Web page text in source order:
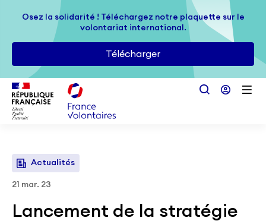
Passer au contenu principal
Osez la solidarité ! Téléchargez notre plaquette sur le
volontariat international.
Télécharger
Osez la solidarité ! Téléchargez notre plaquette sur le
volontariat international.
Télécharger
Actualités
21 mar. 23
Lancement de la stratégie